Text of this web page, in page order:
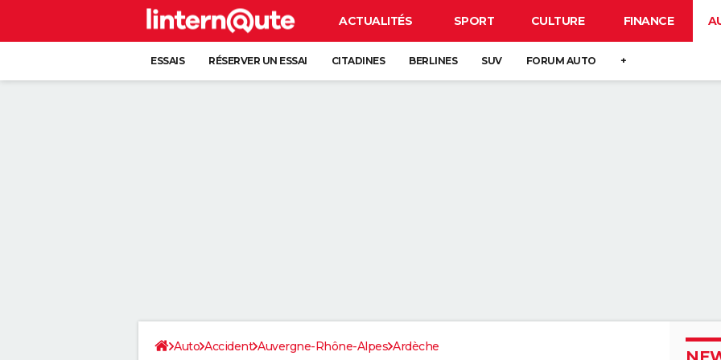
ACTUALITÉS SPORT CULTURE FINANCE
ESSAIS RÉSERVER UN ESSAI CITADINES BERLINES SUV FORUM AUTO +
Auto Accident Auvergne-Rhône-Alpes Ardèche